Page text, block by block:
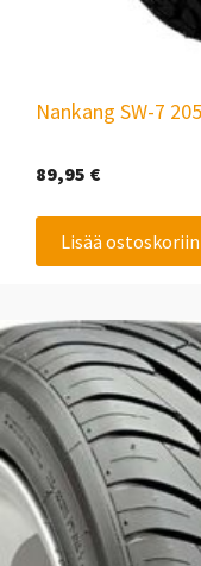
Nankang SW-7
89,95 €
Lisää ostoskoriin